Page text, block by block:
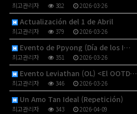
최고관리자 382 2026-03-26
Actualización del 1 de Abril
최고관리자 379 2026-03-26
Evento de Ppyong (Día de los I…
최고관리자 351 2026-03-26
Evento Leviathan (OL) <El OOTD…
최고관리자 346 2026-03-26
Un Amo Tan Ideal (Repetición)
최고관리자 343 2026-04-09